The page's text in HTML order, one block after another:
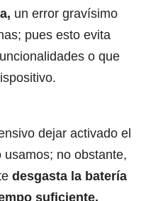
un error gravísimo
pues esto evita
o que
dejar activado el
usamos; no obstante,
desgasta la batería
suficiente.